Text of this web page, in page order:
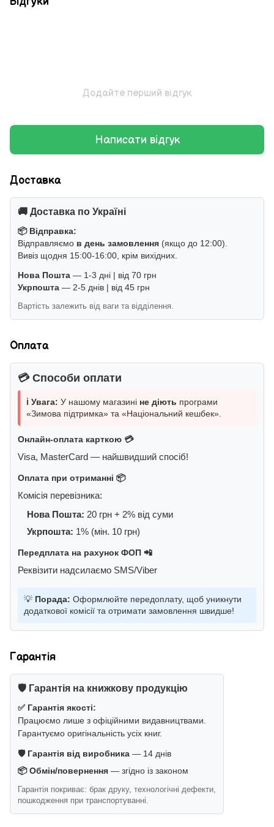
Додайте перший відгук
Написати відгук
Доставка
🚚 Доставка по Україні
📦 Відправка:
Відправляємо в день замовлення (якщо до 12:00).
Вивіз щодня 15:00-16:00, крім вихідних.
Нова Пошта — 1-3 дні | від 70 грн
Укрпошта — 2-5 днів | від 45 грн
Вартість залежить від ваги та відділення.
Оплата
💳 Способи оплати
ℹ️ Увага: У нашому магазині не діють програми
«Зимова підтримка» та «Національний кешбек».
Онлайн-оплата карткою 💳
Visa, MasterCard — найшвидший спосіб!
Оплата при отриманні 📦
Комісія перевізника:
Нова Пошта: 20 грн + 2% від суми
Укрпошта: 1% (мін. 10 грн)
Передплата на рахунок ФОП 📲
Реквізити надсилаємо SMS/Viber
💡 Порада: Оформлюйте передоплату, щоб уникнути
додаткової комісії та отримати замовлення швидше!
Гарантія
🛡️ Гарантія на книжкову продукцію
✅ Гарантія якості:
Працюємо лише з офіційними видавництвами.
Гарантуємо оригінальність усіх книг.
🛡️ Гарантія від виробника — 14 днів
📦 Обмін/повернення — згідно із законом
Гарантія покриває: брак друку, технологічні дефекти,
пошкодження при транспортуванні.